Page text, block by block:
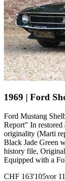
Ford
Ford Capri
Ford Cortina
Ford Escort
Ford F Serie
Ford Fiesta
Ford GT40
Ford Modell
Ford Sierra
Ford
Ford V8
1969 | Ford
Ford Mustang
Report" In
originality (Marti
Black Jade Green
history file,
Equipped with a
CHF 163'105vor